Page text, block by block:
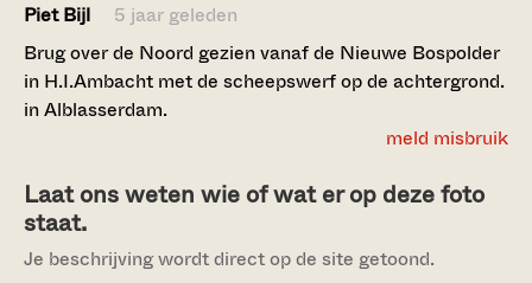
Piet Bijl
5 jaar geleden
Brug over de Noord gezien vanaf de Nieuwe Bospolder
in H.I.Ambacht met de scheepswerf op de achtergrond.
in Alblasserdam.
meld misbruik
Laat ons weten wie of wat er op deze foto
staat.
Je beschrijving wordt direct op de site getoond.